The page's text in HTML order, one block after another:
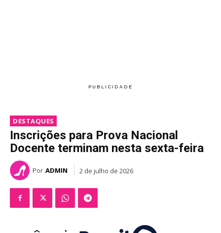
DESTAQUES
Inscrições para Prova Nacional
Docente terminam nesta sexta-feira
Por ADMIN 2 de julho de 2026